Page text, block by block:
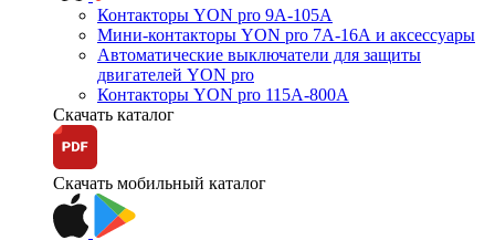
Контакторы YON pro 9А-105А
Мини-контакторы YON pro 7А-16А и аксессуары
Автоматические выключатели для защиты
двигателей YON pro
Контакторы YON pro 115А-800А
Скачать каталог
Скачать мобильный каталог